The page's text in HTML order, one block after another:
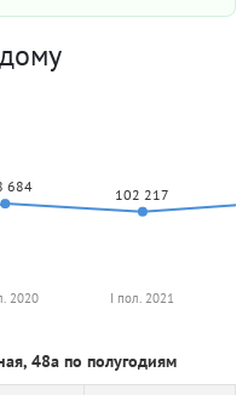
684 102 217
2020 I пол. 2021
48а по полугодиям